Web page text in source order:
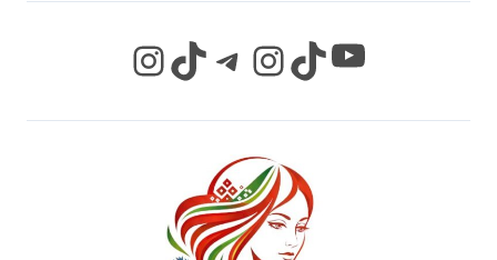
InstagramTikTok Telegram InstagramTikTok YouTube